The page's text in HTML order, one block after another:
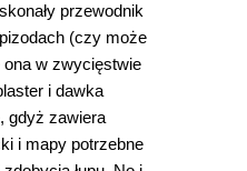
przewodnik
(czy może
w zwycięstwie
i dawka
gdyż zawiera
i mapy potrzebne